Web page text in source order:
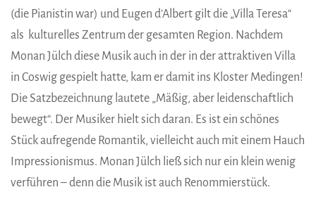
(die Pianistin war) und Eugen d’Albert gilt die „Villa Teresa“
als kulturelles Zentrum der gesamten Region. Nachdem
Monan Jülch diese Musik auch in der in der attraktiven Villa
in Coswig gespielt hatte, kam er damit ins Kloster Medingen!
Die Satzbezeichnung lautete „Mäßig, aber leidenschaftlich
bewegt“. Der Musiker hielt sich daran. Es ist ein schönes
Stück aufregende Romantik, vielleicht auch mit einem Hauch
Impressionismus. Monan Jülch ließ sich nur ein klein wenig
verführen – denn die Musik ist auch Renommierstück.